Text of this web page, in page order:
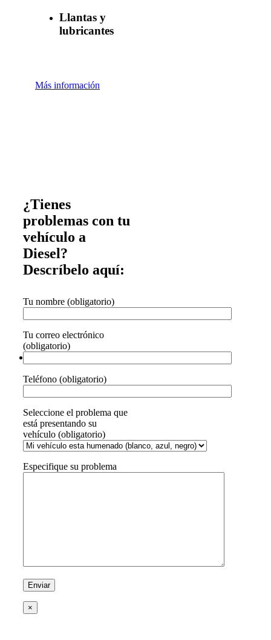
Llantas y
lubricantes
Más información
¿Tienes
problemas con tu
vehículo a
Diesel?
Descríbelo aquí:
Tu nombre (obligatorio)
Tu correo electrónico
(obligatorio)
Teléfono (obligatorio)
Seleccione el problema que
está presentando su
vehículo (obligatorio)
Especifique su problema
×